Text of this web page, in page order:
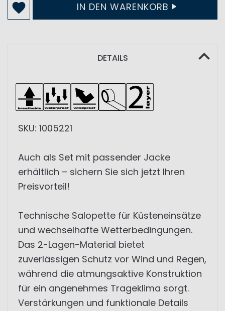
IN DEN WARENKORB
DETAILS
SKU: 1005221
Auch als Set mit passender Jacke
erhältlich – sichern Sie sich jetzt Ihren
Preisvorteil!
Technische Salopette für Küsteneinsätze
und wechselhafte Wetterbedingungen.
Das 2-Lagen-Material bietet
zuverlässigen Schutz vor Wind und Regen,
während die atmungsaktive Konstruktion
für ein angenehmes Trageklima sorgt.
Verstärkungen und funktionale Details